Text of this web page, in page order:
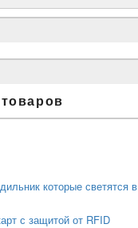
которые светятся в
с защитой от RFID